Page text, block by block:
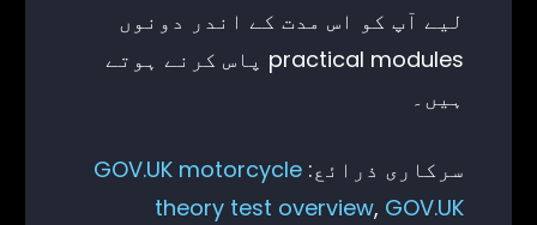
لیے آپ کو اس مدت کے اندر دونوں
practical modules پاس کرنے ہوتے
ہیں۔
سرکاری ذرائع: GOV.UK motorcycle
theory test overview, GOV.UK